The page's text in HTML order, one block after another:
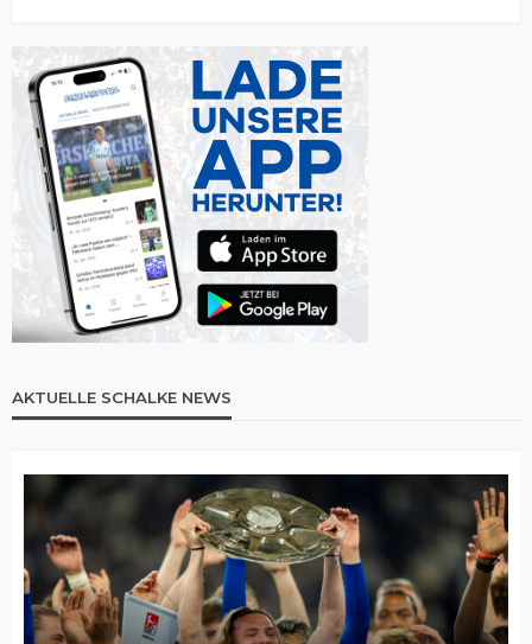
AKTUELLE SCHALKE NEWS